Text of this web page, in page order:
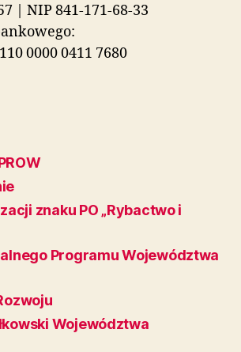
| NIP 841-171-68-33
0000 0411 7680
znaku PO „Rybactwo i
Programu Województwa
Województwa